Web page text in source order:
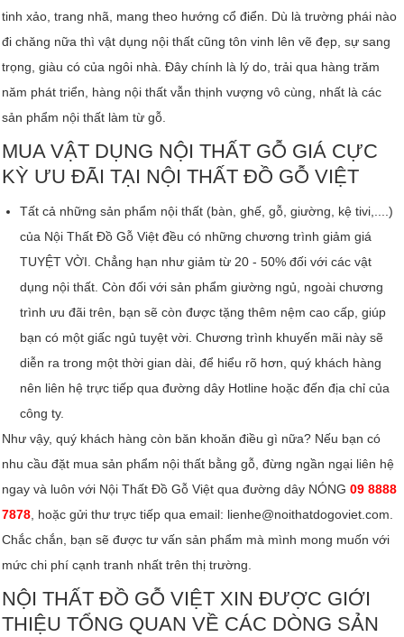
tinh xảo, trang nhã, mang theo hướng cổ điển. Dù là trường phái nào
đi chăng nữa thì vật dụng nội thất cũng tôn vinh lên vẽ đẹp, sự sang
trọng, giàu có của ngôi nhà. Đây chính là lý do, trải qua hàng trăm
năm phát triển, hàng nội thất vẫn thịnh vượng vô cùng, nhất là các
sản phẩm nội thất làm từ gỗ.
MUA VẬT DỤNG NỘI THẤT GỖ GIÁ CỰC
KỲ ƯU ĐÃI TẠI NỘI THẤT ĐỒ GỖ VIỆT
Tất cả những sản phẩm nội thất (bàn, ghế, gỗ, giường, kệ tivi,....)
của Nội Thất Đồ Gỗ Việt đều có những chương trình giảm giá
TUYỆT VỜI. Chẳng hạn như giảm từ 20 - 50% đối với các vật
dụng nội thất. Còn đối với sản phẩm giường ngủ, ngoài chương
trình ưu đãi trên, bạn sẽ còn được tặng thêm nệm cao cấp, giúp
bạn có một giấc ngủ tuyệt vời. Chương trình khuyến mãi này sẽ
diễn ra trong một thời gian dài, để hiểu rõ hơn, quý khách hàng
nên liên hệ trực tiếp qua đường dây Hotline hoặc đến địa chỉ của
công ty.
Như vậy, quý khách hàng còn băn khoăn điều gì nữa? Nếu bạn có
nhu cầu đặt mua sản phẩm nội thất bằng gỗ, đừng ngần ngại liên hệ
ngay và luôn với Nội Thất Đồ Gỗ Việt qua đường dây NÓNG09 8888
7878, hoặc gửi thư trực tiếp qua email: lienhe@noithatdogoviet.com.
Chắc chắn, bạn sẽ được tư vấn sản phẩm mà mình mong muốn với
mức chi phí cạnh tranh nhất trên thị trường.
NỘI THẤT ĐỒ GỖ VIỆT XIN ĐƯỢC GIỚI
THIỆU TỔNG QUAN VỀ CÁC DÒNG SẢN